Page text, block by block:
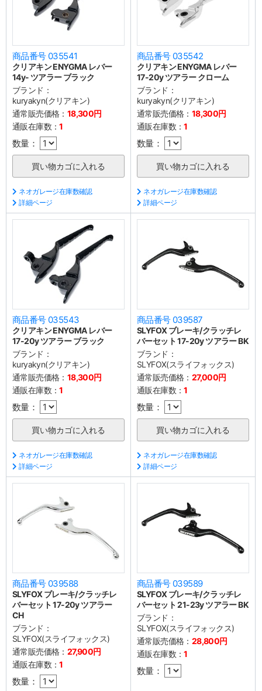
商品番号 035541
クリアキン ENYGMA レバー
14y- ツアラー ブラック
ブランド：
kuryakyn(クリアキン)
通常販売価格： 18,300円
通販在庫数：1
数量：
ネオガレージ在庫数確認
詳細ページ
商品番号 035542
クリアキン ENYGMA レバー
17-20y ツアラー クローム
ブランド：
kuryakyn(クリアキン)
通常販売価格： 18,300円
通販在庫数：1
数量：
ネオガレージ在庫数確認
詳細ページ
商品番号 035543
クリアキン ENYGMA レバー
17-20y ツアラー ブラック
ブランド：
kuryakyn(クリアキン)
通常販売価格： 18,300円
通販在庫数：1
数量：
ネオガレージ在庫数確認
詳細ページ
商品番号 039587
SLYFOX ブレーキ/クラッチレ
バーセット 17-20y ツアラー BK
ブランド：
SLYFOX(スライフォックス)
通常販売価格： 27,000円
通販在庫数：1
数量：
ネオガレージ在庫数確認
詳細ページ
商品番号 039588
SLYFOX ブレーキ/クラッチレ
バーセット 17-20y ツアラー
CH
ブランド：
SLYFOX(スライフォックス)
通常販売価格： 27,900円
通販在庫数：1
数量：
商品番号 039589
SLYFOX ブレーキ/クラッチレ
バーセット 21-23y ツアラー BK
ブランド：
SLYFOX(スライフォックス)
通常販売価格： 28,800円
通販在庫数：1
数量：